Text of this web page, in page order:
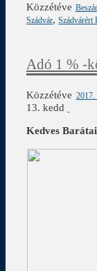
Közzétéve
Szádvár,Szádvárért
Adó 1 % -
Közzétéve 2017.
13. kedd
Kedves